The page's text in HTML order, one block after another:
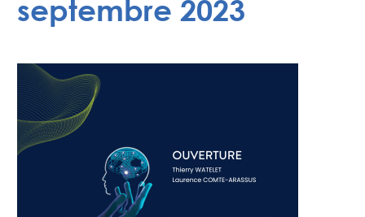
septembre 2023